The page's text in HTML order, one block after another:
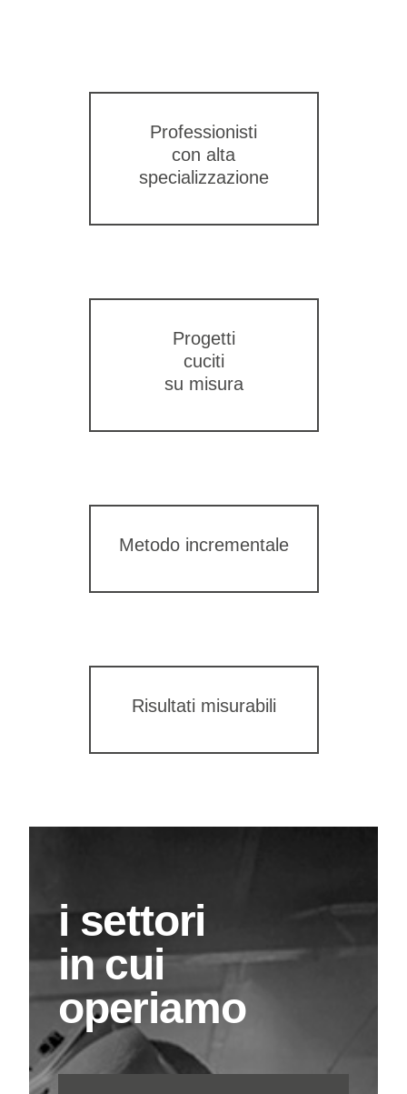
Professionisti
con alta
specializzazione
Progetti
cuciti
su misura
Metodo incrementale
Risultati misurabili
i settori
in cui
operiamo